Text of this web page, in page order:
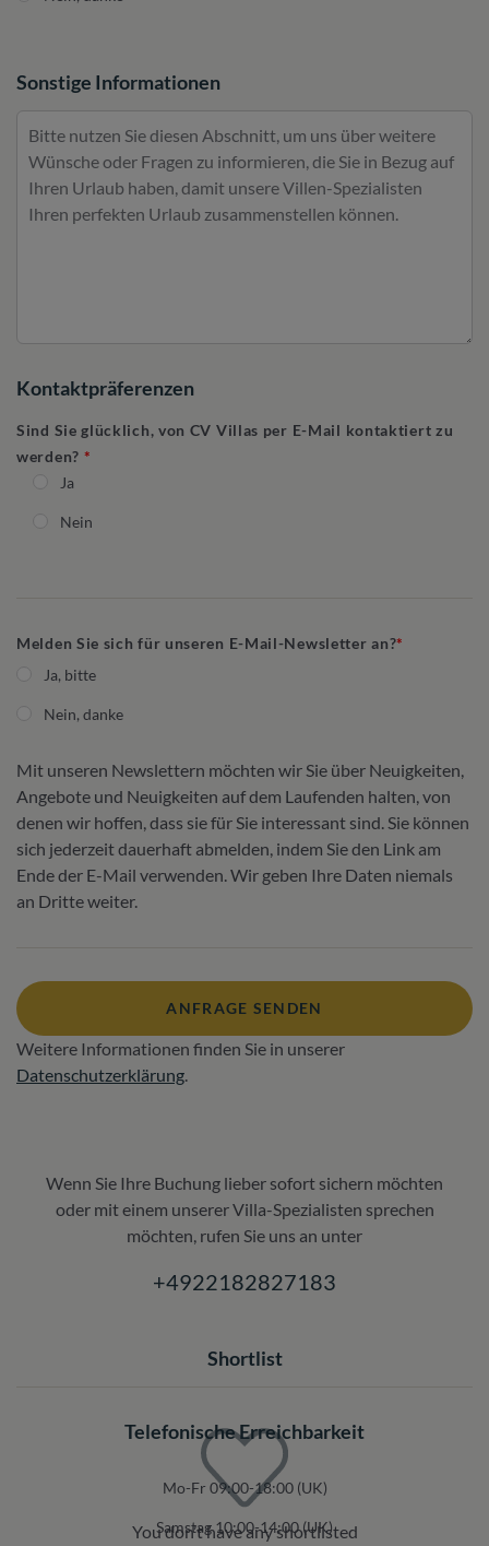
Sonstige Informationen
Kontaktpräferenzen
Sind Sie glücklich, von CV Villas per E-Mail kontaktiert zu
werden?
Ja
Nein
Melden Sie sich für unseren E-Mail-Newsletter an?
Ja, bitte
Nein, danke
Mit unseren Newslettern möchten wir Sie über Neuigkeiten,
Angebote und Neuigkeiten auf dem Laufenden halten, von
denen wir hoffen, dass sie für Sie interessant sind. Sie können
sich jederzeit dauerhaft abmelden, indem Sie den Link am
Ende der E-Mail verwenden. Wir geben Ihre Daten niemals
an Dritte weiter.
ANFRAGE SENDEN
Weitere Informationen finden Sie in unserer
Datenschutzerklärung.
Wenn Sie Ihre Buchung lieber sofort sichern möchten
oder mit einem unserer Villa-Spezialisten sprechen
möchten, rufen Sie uns an unter
+4922182827183
Shortlist
You don’t have any shortlisted
Telefonische Erreichbarkeit
Mo-Fr 09:00-18:00 (UK)
Samstag 10:00-14:00 (UK)